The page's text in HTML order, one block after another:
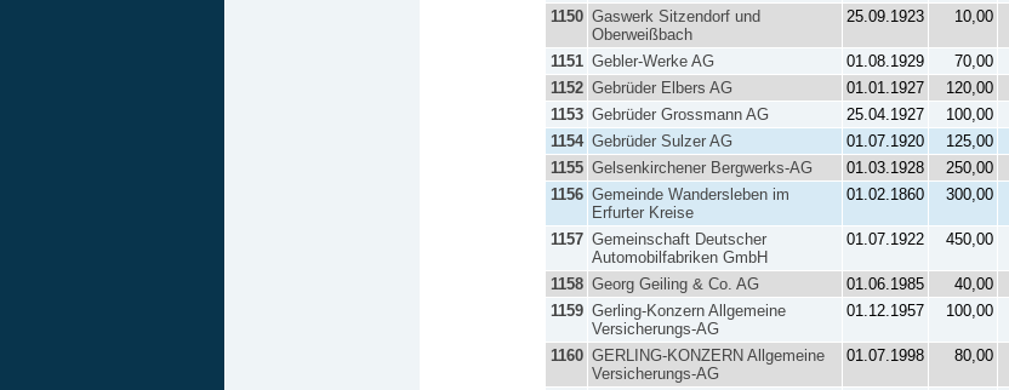
1150 Gaswerk Sitzendorf und
Oberweißbach
25.09.1923 10,00
1151 Gebler-Werke AG 01.08.1929 70,00
1152 Gebrüder Elbers AG 01.01.1927 120,00
1153 Gebrüder Grossmann AG 25.04.1927 100,00
1154 Gebrüder Sulzer AG 01.07.1920 125,00
1155 Gelsenkirchener Bergwerks-AG 01.03.1928 250,00
1156 Gemeinde Wandersleben im
Erfurter Kreise
01.02.1860 300,00
1157 Gemeinschaft Deutscher
Automobilfabriken GmbH
01.07.1922 450,00
1158 Georg Geiling & Co. AG 01.06.1985 40,00
1159 Gerling-Konzern Allgemeine
Versicherungs-AG
01.12.1957 100,00
1160 GERLING-KONZERN Allgemeine
Versicherungs-AG
01.07.1998 80,00